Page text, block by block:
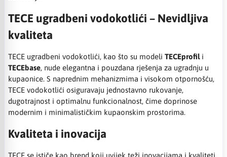
TECE ugradbeni vodokotlići – Nevidljiva
kvaliteta
TECE ugradbeni vodokotlići, kao što su modeli TECEprofili
TECEbase, nude elegantna i pouzdana rješenja za ugradnju u
kupaonice. S naprednim mehanizmima i visokom otpornošću,
TECE vodokotlići osiguravaju jednostavno rukovanje,
dugotrajnost i optimalnu funkcionalnost, čime doprinose
modernim i minimalističkim kupaonskim prostorima.
Kvaliteta i inovacija
TECE se ističe kao brend koji uvijek teži inovacijama i kvaliteti.